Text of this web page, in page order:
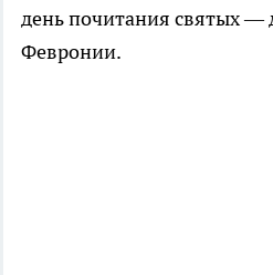
день почитания святых —
Февронии.